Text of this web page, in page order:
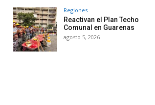
Regiones
Reactivan el Plan Techo
Comunal en Guarenas
agosto 5, 2026